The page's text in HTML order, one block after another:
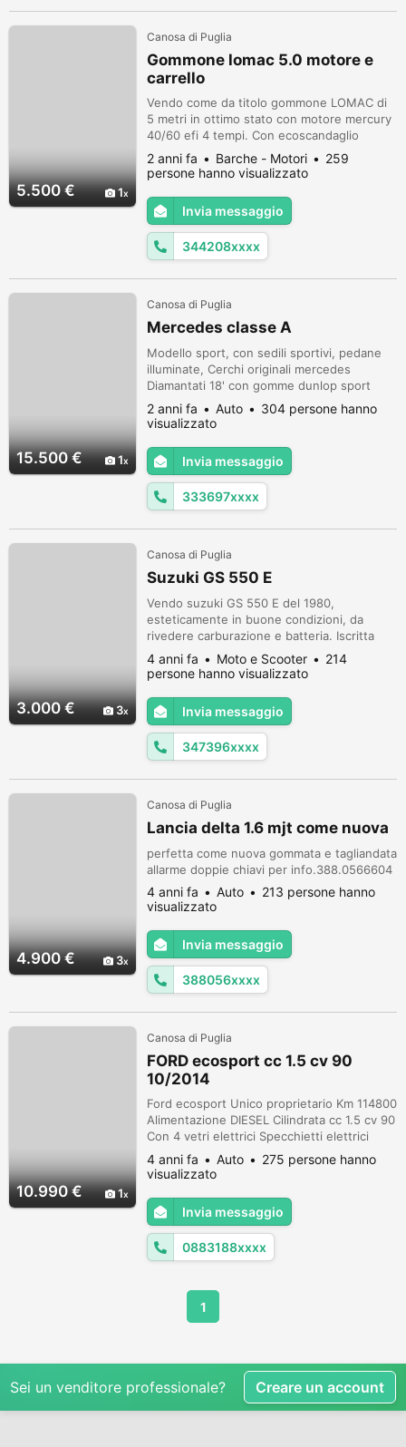
5.500 € 1
Canosa di Puglia
Gommone lomac 5.0 motore e
carrello
Vendo come da titolo gommone LOMAC di
5 metri in ottimo stato con motore mercury
40/60 efi 4 tempi. Con ecoscandaglio
garmin di nuova generazione.
2 anni fa Barche - Motori
259
persone hanno visualizzato
Invia messaggio
344208xxxx
15.500 € 1
Canosa di Puglia
Mercedes classe A
Modello sport, con sedili sportivi, pedane
illuminate, Cerchi originali mercedes
Diamantati 18' con gomme dunlop sport
Maxx Runflat appena montate, tagliando
appena fatto con cronologia (eseguito una
consegna. Primo contatto tramite messaggi
whatsapp
2 anni fa Auto
304 persone hanno
visualizzato
Invia messaggio
333697xxxx
3.000 € 3
Canosa di Puglia
Suzuki GS 550 E
Vendo suzuki GS 550 E del 1980,
esteticamente in buone condizioni, da
rivedere carburazione e batteria. Iscritta
FMI.
4 anni fa Moto e Scooter
214
persone hanno visualizzato
Invia messaggio
347396xxxx
4.900 € 3
Canosa di Puglia
Lancia delta 1.6 mjt come nuova
perfetta come nuova gommata e tagliandata
allarme doppie chiavi per info.388.0566604
4 anni fa Auto
213 persone hanno
visualizzato
Invia messaggio
388056xxxx
10.990 € 1
Canosa di Puglia
FORD ecosport cc 1.5 cv 90
10/2014
Ford ecosport Unico proprietario Km 114800
Alimentazione DIESEL Cilindrata cc 1.5 cv 90
Con 4 vetri elettrici Specchietti elettrici
Sensori di parcheggio posteriori Stereo cd
MP3 aux usb Cerchi in lega Faretti
Incluso nel prezzo Per ulteriori info
Tommaso 348/6387887 Pasquale
349/5535798
4 anni fa Auto
275 persone hanno
visualizzato
Invia messaggio
0883188xxxx
1
Sei un venditore professionale? Creare un account